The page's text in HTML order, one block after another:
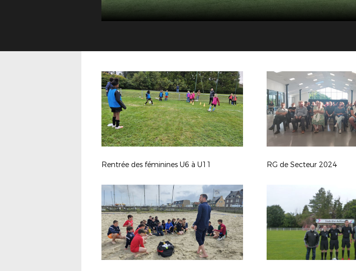
Rentrée des féminines U6 à U11 RG de Secteur 2024